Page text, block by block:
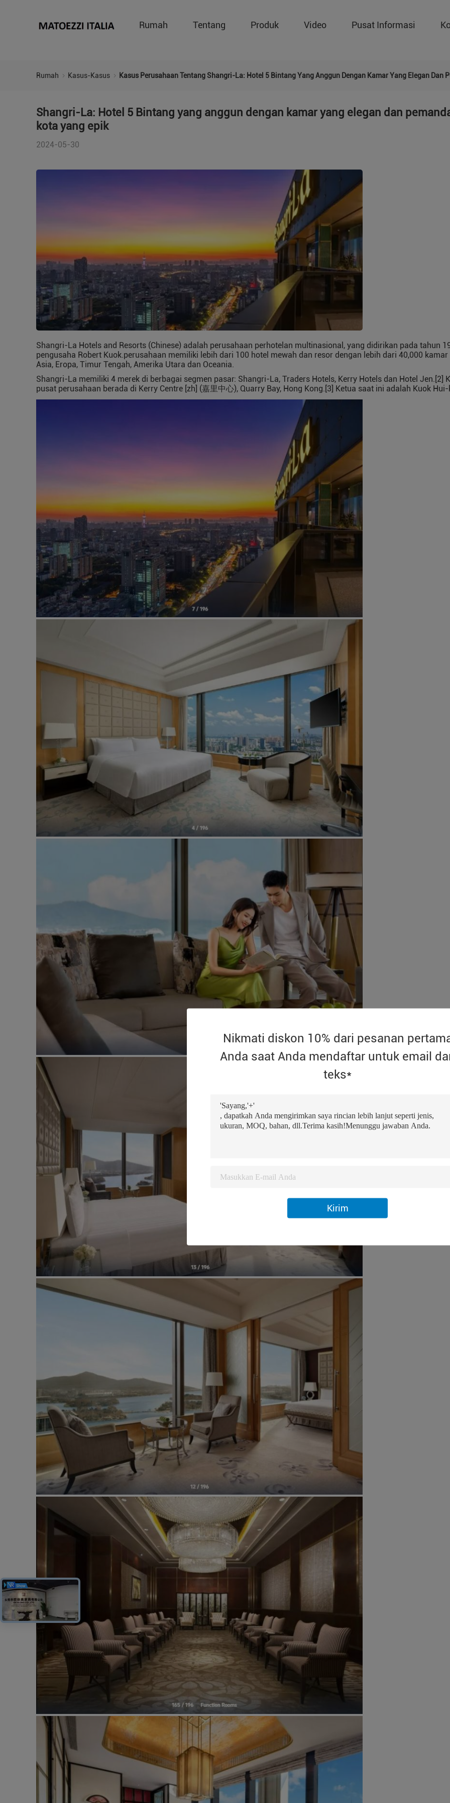
Rumah Tentang Produk Video Pusat Informasi
Rumah Kasus-Kasus Kasus Perusahaan Tentang Shangri-La: Hotel 5 Bintang Yang Anggun Dengan Kamar Yang Elegan Dan
Shangri-La: Hotel 5 Bintang yang anggun dengan kamar yang elegan dan
kota yang epik
2024-05-30
Shangri-La Hotels and Resorts (Chinese) adalah perusahaan perhotelan multinasional, yang didirikan pada tahun
pengusaha Robert Kuok.perusahaan memiliki lebih dari 100 hotel mewah dan resor dengan lebih dari 40,000 kamar
Asia, Eropa, Timur Tengah, Amerika Utara dan Oceania.
Shangri-La memiliki 4 merek di berbagai segmen pasar: Shangri-La, Traders Hotels, Kerry Hotels dan Hotel Jen.[2]
pusat perusahaan berada di Kerry Centre [zh] (嘉里中心), Quarry Bay, Hong Kong.[3] Ketua saat ini adalah Kuok
Nikmati diskon 10% dari pesanan
Anda saat Anda mendaftar untuk email
teks*
Kirim